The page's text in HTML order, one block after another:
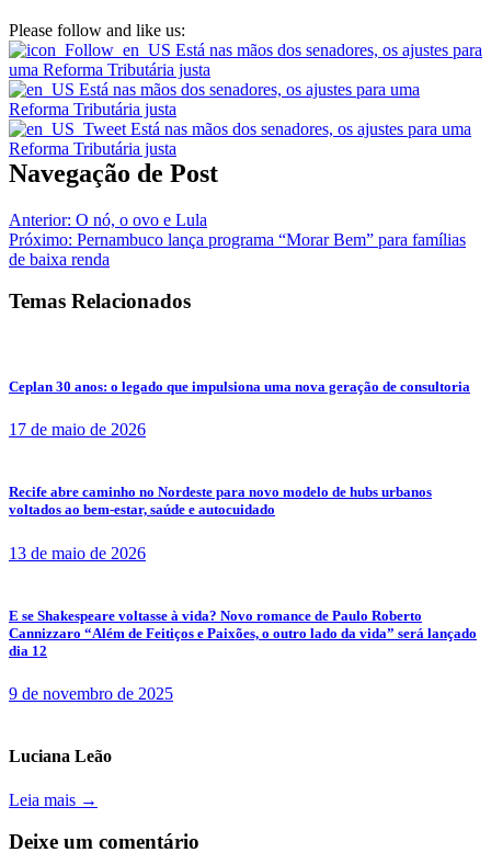
Please follow and like us:
Navegação de Post
Anterior: O nó, o ovo e Lula
Próximo: Pernambuco lança programa “Morar Bem” para famílias
de baixa renda
Temas Relacionados
Ceplan 30 anos: o legado que impulsiona uma nova geração de consultoria
17 de maio de 2026
Recife abre caminho no Nordeste para novo modelo de hubs urbanos
voltados ao bem-estar, saúde e autocuidado
13 de maio de 2026
E se Shakespeare voltasse à vida? Novo romance de Paulo Roberto
Cannizzaro “Além de Feitiços e Paixões, o outro lado da vida” será lançado
dia 12
9 de novembro de 2025
Luciana Leão
Leia mais →
Deixe um comentário